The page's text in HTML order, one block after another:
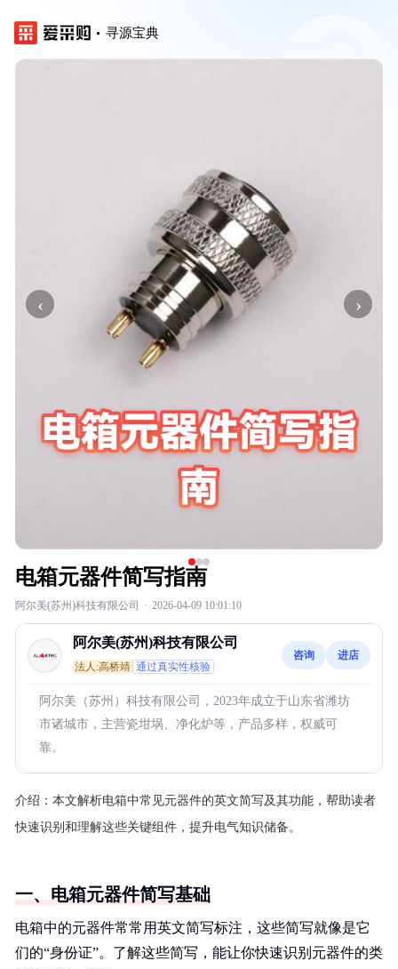
寻源宝典
‹ ›
电箱元器件简写指南
阿尔美(苏州)科技有限公司 · 2026-04-09 10:01:10
阿尔美(苏州)科技有限公司
法人:高桥靖 通过真实性核验
咨询 进店
阿尔美（苏州）科技有限公司，2023年成立于山东省潍坊
市诸城市，主营瓷坩埚、净化炉等，产品多样，权威可
靠。
介绍： 本文解析电箱中常见元器件的英文简写及其功能，帮助读者
快速识别和理解这些关键组件，提升电气知识储备。
一、电箱元器件简写基础
电箱中的元器件常常用英文简写标注，这些简写就像是它
们的“身份证”。了解这些简写，能让你快速识别元器件的类